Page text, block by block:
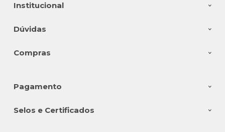
Institucional
Dúvidas
Compras
Pagamento
Selos e Certificados